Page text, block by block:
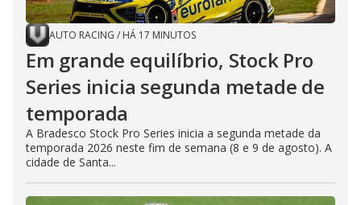
AUTO RACING / HÁ 17 MINUTOS
Em grande equilíbrio, Stock Pro
Series inicia segunda metade de
temporada
A Bradesco Stock Pro Series inicia a segunda metade da
temporada 2026 neste fim de semana (8 e 9 de agosto). A
cidade de Santa...